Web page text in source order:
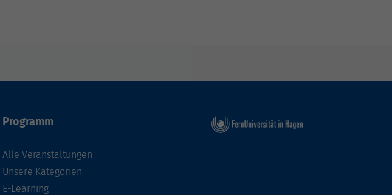
Programm
Alle Veranstaltungen
Unsere Kategorien
E-Learning